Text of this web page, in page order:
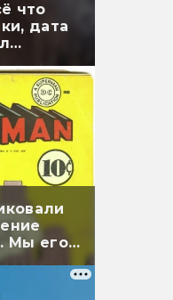
что
дата
Мы его